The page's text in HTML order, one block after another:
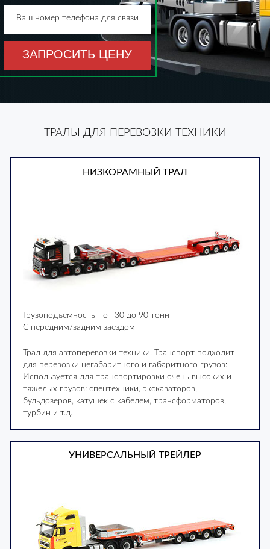
ЗАПРОСИТЬ ЦЕНУ
Ваш номер телефона для связи
ТРАЛЫ ДЛЯ ПЕРЕВОЗКИ ТЕХНИКИ
НИЗКОРАМНЫЙ ТРАЛ
Грузоподъемность - от 30 до 90 тонн
С передним/задним заездом
Трал для автоперевозки техники. Транспорт подходит
для перевозки негабаритного и габаритного грузов:
Используется для транспортировки очень высоких и
тяжелых грузов: спецтехники, экскаваторов,
бульдозеров, катушек с кабелем, трансформаторов,
турбин и т.д.
УНИВЕРСАЛЬНЫЙ ТРЕЙЛЕР